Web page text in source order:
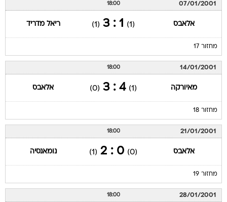
07/01/2001
18:00
אלאבס (1)
1 : 3
(1) ריאל מדריד
מחזור 17
14/01/2001
18:00
מאיורקה (1)
4 : 3
(0) אלאבס
מחזור 18
21/01/2001
18:00
אלאבס (0)
0 : 2
(1) נומאנסיה
מחזור 19
28/01/2001
18:00